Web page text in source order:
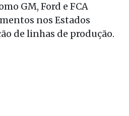
GM, Ford e FCA
nos Estados
de linhas de produção.